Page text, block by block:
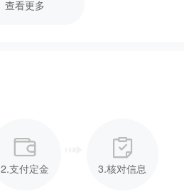
查看更多
2.支付定金 3.核对信息